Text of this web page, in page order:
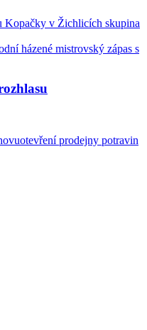
Kopačky v Žichlicích skupina
házené mistrovský zápas s
prodejny potravin